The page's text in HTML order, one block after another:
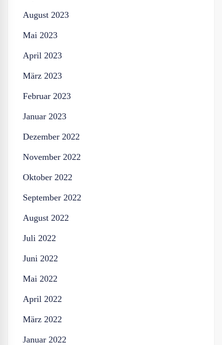
August 2023
Mai 2023
April 2023
März 2023
Februar 2023
Januar 2023
Dezember 2022
November 2022
Oktober 2022
September 2022
August 2022
Juli 2022
Juni 2022
Mai 2022
April 2022
März 2022
Januar 2022